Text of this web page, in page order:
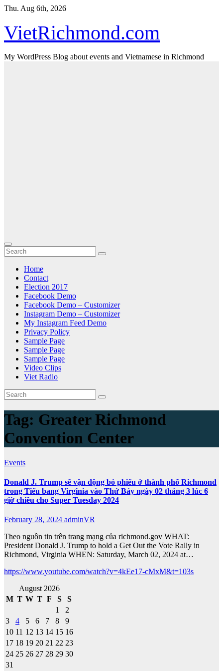
Skip
content
Thu. Aug 6th, 2026
VietRichmond.com
My WordPress Blog about events and Vietnamese in Richmond
Home
Contact
Election 2017
Facebook Demo
Facebook Demo – Customizer
Instagram Demo – Customizer
My Instagram Feed Demo
Privacy Policy
Sample Page
Sample Page
Sample Page
Video Clips
Viet Radio
Tag: Greater Richmond
Convention Center
Events
Donald J. Trump sẽ vận động bỏ phiếu ở thành phố Richmond
trong Tiểu bang Virginia vào Thứ Bảy ngày 02 tháng 3 lúc 6
giờ chiều cho Super Tuesday 2024
February 28, 2024 adminVR
Theo nguồn tin trên trang mạng của richmond.gov WHAT:
President Donald J. Trump to hold a Get Out the Vote Rally in
Richmond, Virginia WHEN: Saturday, March 02, 2024 at…
https://www.youtube.com/watch?v=4kEe17-cMxM&t=103s
August 2026
M T W T F S
S
1
2
3
4 5 6 7 8
9
10 11 12 13 14 15 16
17 18 19 20 21 22 23
24 25 26 27 28 29 30
31